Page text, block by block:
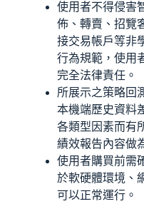
使用者不得侵害
佈、轉賣、招覽
接交易帳戶等非
行為規範，使用
完全法律責任。
所展示之策略回
本機端歷史資料
各類型因素而有
績效報告內容做
使用者購買前需
於軟硬體環境、
可以正常運行。